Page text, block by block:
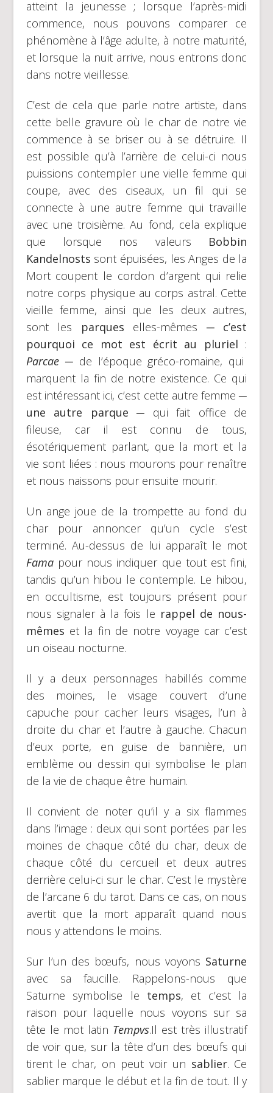
atteint la jeunesse ; lorsque l’après-midi
commence, nous pouvons comparer ce
phénomène à l’âge adulte, à notre maturité,
et lorsque la nuit arrive, nous entrons donc
dans notre vieillesse.
C’est de cela que parle notre artiste, dans
cette belle gravure où le char de notre vie
commence à se briser ou à se détruire. Il
est possible qu’à l’arrière de celui-ci nous
puissions contempler une vielle femme qui
coupe, avec des ciseaux, un fil qui se
connecte à une autre femme qui travaille
avec une troisième. Au fond, cela explique
que lorsque nos valeurs Bobbin
Kandelnosts sont épuisées, les Anges de la
Mort coupent le cordon d’argent qui relie
notre corps physique au corps astral. Cette
vieille femme, ainsi que les deux autres,
sont les parques elles-mêmes ─ c’est
pourquoi ce mot est écrit au pluriel :
Parcae ─de l’époque gréco-romaine, qui
marquent la fin de notre existence. Ce qui
est intéressant ici, c’est cette autre femme ─
une autre parque ─ qui fait office de
fileuse, car il est connu de tous,
ésotériquement parlant, que la mort et la
vie sont liées : nous mourons pour renaître
et nous naissons pour ensuite mourir.
Un ange joue de la trompette au fond du
char pour annoncer qu’un cycle s’est
terminé. Au-dessus de lui apparaît le mot
Famapour nous indiquer que tout est fini,
tandis qu’un hibou le contemple. Le hibou,
en occultisme, est toujours présent pour
nous signaler à la fois le rappel de nous-
mêmes et la fin de notre voyage car c’est
un oiseau nocturne.
Il y a deux personnages habillés comme
des moines, le visage couvert d’une
capuche pour cacher leurs visages, l’un à
droite du char et l’autre à gauche. Chacun
d’eux porte, en guise de bannière, un
emblème ou dessin qui symbolise le plan
de la vie de chaque être humain.
Il convient de noter qu’il y a six flammes
dans l’image : deux qui sont portées par les
moines de chaque côté du char, deux de
chaque côté du cercueil et deux autres
derrière celui-ci sur le char. C’est le mystère
de l’arcane 6 du tarot. Dans ce cas, on nous
avertit que la mort apparaît quand nous
nous y attendons le moins.
Sur l’un des bœufs, nous voyons Saturne
avec sa faucille. Rappelons-nous que
Saturne symbolise le temps, et c’est la
raison pour laquelle nous voyons sur sa
tête le mot latin Tempvs.Il est très illustratif
de voir que, sur la tête d’un des bœufs qui
tirent le char, on peut voir un sablier. Ce
sablier marque le début et la fin de tout. Il y